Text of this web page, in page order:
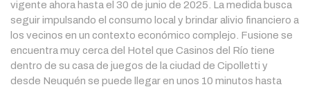
vigente ahora hasta el 30 de junio de 2025. La medida busca
seguir impulsando el consumo local y brindar alivio financiero a
los vecinos en un contexto económico complejo. Fusione se
encuentra muy cerca del Hotel que Casinos del Río tiene
dentro de su casa de juegos de la ciudad de Cipolletti y
desde Neuquén se puede llegar en unos 10 minutos hasta